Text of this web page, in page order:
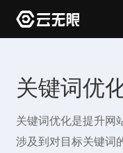
关键词优
关键词优化是提升网
涉及到对目标关键词